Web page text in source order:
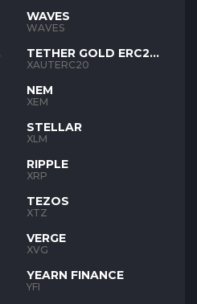
WAVES
WAVES
TETHER GOLD ERC20
XAUT
XAUTERC20
NEM
XEM
STELLAR
XLM
RIPPLE
XRP
TEZOS
XTZ
VERGE
XVG
YEARN FINANCE
YFI